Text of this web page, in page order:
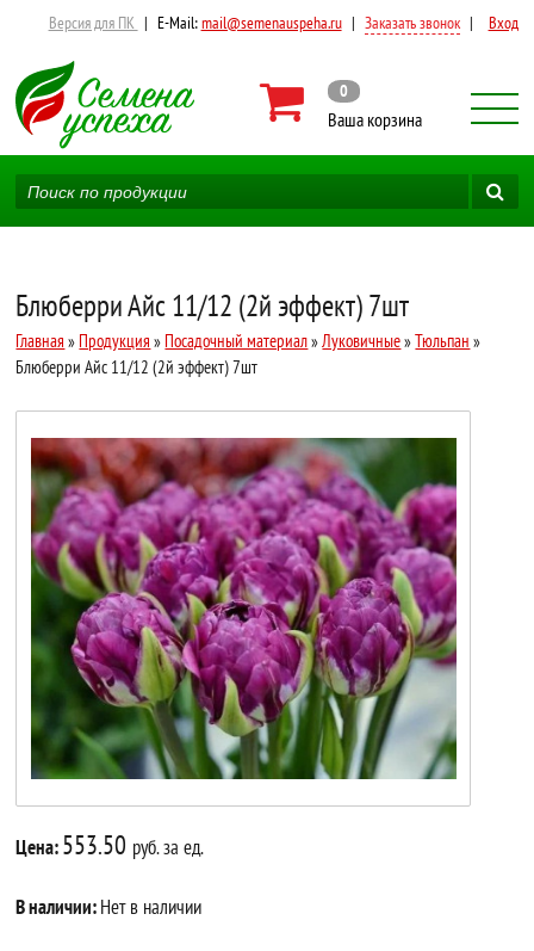
Версия для ПК | E-Mail:mail@semenauspeha.ru | Заказать звонок | Вход
0
Ваша корзина
Блюберри Айс 11/12 (2й эффект) 7шт
Главная » Продукция » Посадочный материал» Луковичные»Тюльпан »
Блюберри Айс 11/12 (2й эффект) 7шт
Цена:553.50 руб. за ед.
В наличии:Нет в наличии